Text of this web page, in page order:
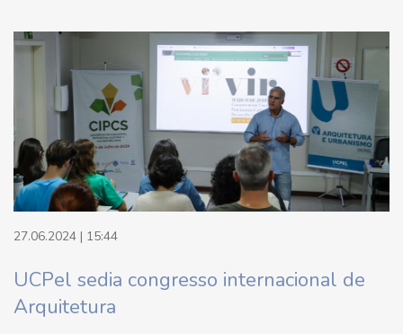
27.06.2024 | 15:44
UCPel sedia congresso internacional de
Arquitetura